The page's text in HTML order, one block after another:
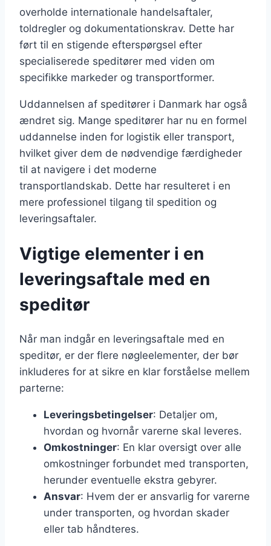
overholde internationale handelsaftaler,
toldregler og dokumentationskrav. Dette har
ført til en stigende efterspørgsel efter
specialiserede speditører med viden om
specifikke markeder og transportformer.
Uddannelsen af speditører i Danmark har også
ændret sig. Mange speditører har nu en formel
uddannelse inden for logistik eller transport,
hvilket giver dem de nødvendige færdigheder
til at navigere i det moderne
transportlandskab. Dette har resulteret i en
mere professionel tilgang til spedition og
leveringsaftaler.
Vigtige elementer i en
leveringsaftale med en
speditør
Når man indgår en leveringsaftale med en
speditør, er der flere nøgleelementer, der bør
inkluderes for at sikre en klar forståelse mellem
parterne:
Leveringsbetingelser: Detaljer om,
hvordan og hvornår varerne skal leveres.
Omkostninger: En klar oversigt over alle
omkostninger forbundet med transporten,
herunder eventuelle ekstra gebyrer.
Ansvar: Hvem der er ansvarlig for varerne
under transporten, og hvordan skader
eller tab håndteres.